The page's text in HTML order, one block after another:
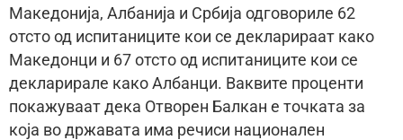
Македонија, Албанија и Србија одговориле 62
отсто од испитаниците кои се декларираат како
Македонци и 67 отсто од испитаниците кои се
декларирале како Албанци. Ваквите проценти
покажуваат дека Отворен Балкан е точката за
која во државата има речиси национален